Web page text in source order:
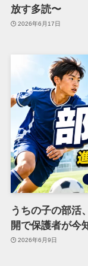
放す多読〜
2026年6月17日
うちの子の部活
開で保護者が今
2026年6月9日